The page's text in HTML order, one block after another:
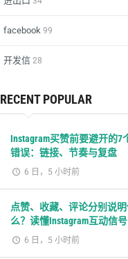
facebook 99
开发信 28
RECENT POPULAR
Instagram买赞前要避开的7
错误：链接、节奏与复盘
6 日，5 小时前
点赞、收藏、评论分别说
么？读懂Instagram互动信号
6 日，5 小时前